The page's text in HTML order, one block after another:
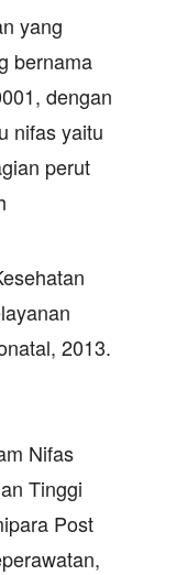
yang
bernama
dengan
nifas yaitu
perut
2013.
Nifas
Tinggi
Post